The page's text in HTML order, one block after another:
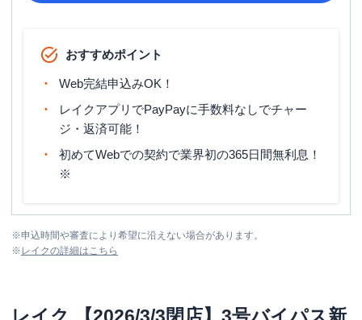
おすすめポイント
Web完結申込みOK！
レイクアプリでPayPayに手数料なしでチャー
ジ・返済可能！
初めてWebでの契約で業界初の365日間無利息！
※
※申込時間や審査により希望に沿えない場合があります。
※ レイクの詳細はこちら